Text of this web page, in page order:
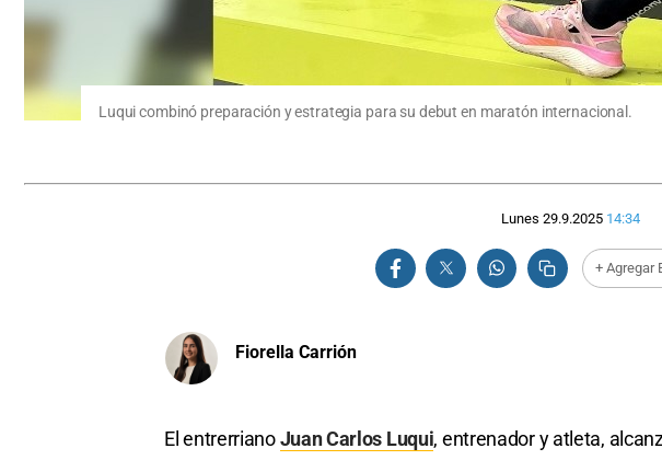
Luqui combinó preparación y estrategia para su debut en maratón internacional.
Lunes 29.9.2025 14:34
+ Agregar
Fiorella Carrión
El entrerrianoJuan Carlos Luqui, entrenador y atleta,